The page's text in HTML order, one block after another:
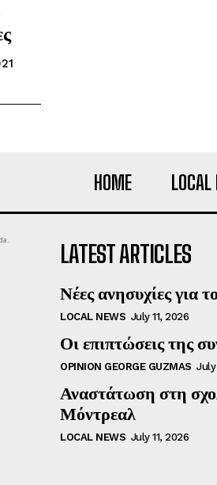
HOME
LATEST ARTICLES
Νέες ανησυχίες για
LOCAL NEWS July 11, 2026
Οι επιπτώσεις της
OPINION GEORGE GUZMAS July
Αναστάτωση στη
Μόντρεαλ
LOCAL NEWS July 11, 2026